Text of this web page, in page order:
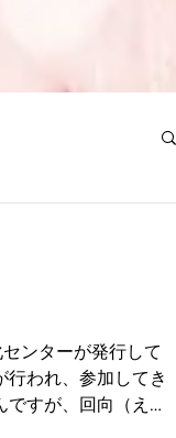
ンターが発行して
行われ、参加してき
すが、回向（えこ